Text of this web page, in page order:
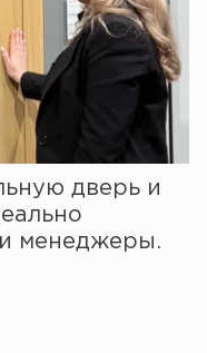
дверь и
менеджеры.